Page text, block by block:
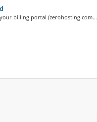
billing portal (zerohosting.com...